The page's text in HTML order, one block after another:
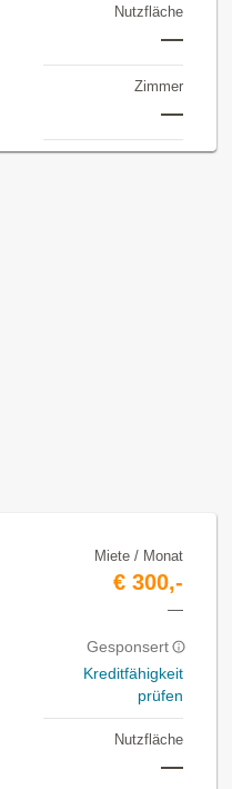
Nutzfläche
—
Zimmer
—
Miete / Monat
€ 300,-
—
Gesponsert
Kreditfähigkeit
prüfen
Nutzfläche
—